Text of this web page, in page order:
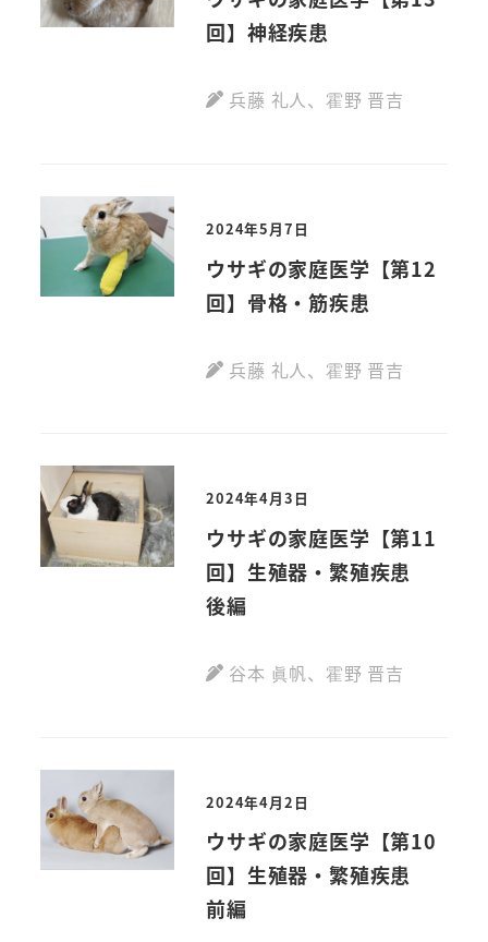
回】神経疾患
兵藤 礼人、 霍野 晋吉
2024年5月7日
ウサギの家庭医学【第12
回】骨格・筋疾患
兵藤 礼人 、 霍野 晋吉
2024年4月3日
ウサギの家庭医学【第11
回】生殖器・繁殖疾患
後編
谷本 眞帆、 霍野 晋吉
2024年4月2日
ウサギの家庭医学【第10
回】生殖器・繁殖疾患
前編